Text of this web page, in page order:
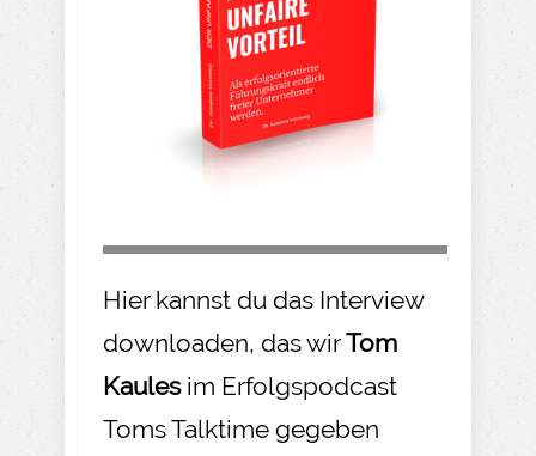
Hier kannst du das Interview
downloaden, das wirTom
Kaulesim Erfolgspodcast
Toms Talktime gegeben